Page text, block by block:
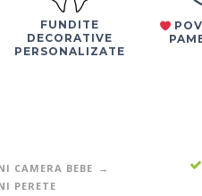
FUNDITE
DECORATIVE
PERSONALIZATE
CAMERA BEBE
PERETE